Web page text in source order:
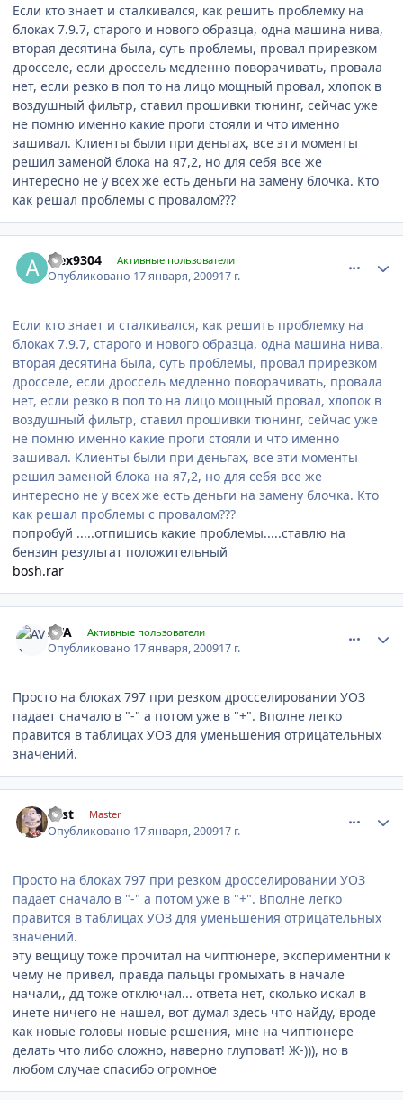
Если кто знает и сталкивался, как решить проблемку на
блоках 7.9.7, старого и нового образца, одна машина нива,
вторая десятина была, суть проблемы, провал прирезком
дросселе, если дроссель медленно поворачивать, провала
нет, если резко в пол то на лицо мощный провал, хлопок в
воздушный фильтр, ставил прошивки тюнинг, сейчас уже
не помню именно какие проги стояли и что именно
зашивал. Клиенты были при деньгах, все эти моменты
решил заменой блока на я7,2, но для себя все же
интересно не у всех же есть деньги на замену блочка. Кто
как решал проблемы с провалом???
alex9304 Активные пользователи
Опубликовано 17 января, 200917 г.
Если кто знает и сталкивался, как решить проблемку на
блоках 7.9.7, старого и нового образца, одна машина нива,
вторая десятина была, суть проблемы, провал прирезком
дросселе, если дроссель медленно поворачивать, провала
нет, если резко в пол то на лицо мощный провал, хлопок в
воздушный фильтр, ставил прошивки тюнинг, сейчас уже
не помню именно какие проги стояли и что именно
зашивал. Клиенты были при деньгах, все эти моменты
решил заменой блока на я7,2, но для себя все же
интересно не у всех же есть деньги на замену блочка. Кто
как решал проблемы с провалом???
попробуй .....отпишись какие проблемы.....ставлю на
бензин результат положительный
bosh.rar
AVA Активные пользователи
Опубликовано 17 января, 200917 г.
Просто на блоках 797 при резком дросселировании УОЗ
падает сначало в "-" а потом уже в "+". Вполне легко
правится в таблицах УОЗ для уменьшения отрицательных
значений.
Fast Master
Опубликовано 17 января, 200917 г.
Просто на блоках 797 при резком дросселировании УОЗ
падает сначало в "-" а потом уже в "+". Вполне легко
правится в таблицах УОЗ для уменьшения отрицательных
значений.
эту вещицу тоже прочитал на чиптюнере, экспериментни к
чему не привел, правда пальцы громыхать в начале
начали,, дд тоже отключал... ответа нет, сколько искал в
инете ничего не нашел, вот думал здесь что найду, вроде
как новые головы новые решения, мне на чиптюнере
делать что либо сложно, наверно глуповат! Ж-))), но в
любом случае спасибо огромное